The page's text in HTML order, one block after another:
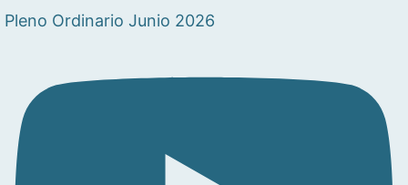
Pleno Ordinario Junio 2026